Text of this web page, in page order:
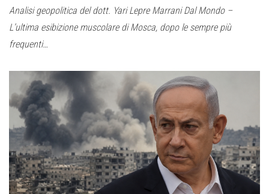
Analisi geopolitica del dott. Yari Lepre Marrani Dal Mondo –
L’ultima esibizione muscolare di Mosca, dopo le sempre più
frequenti…